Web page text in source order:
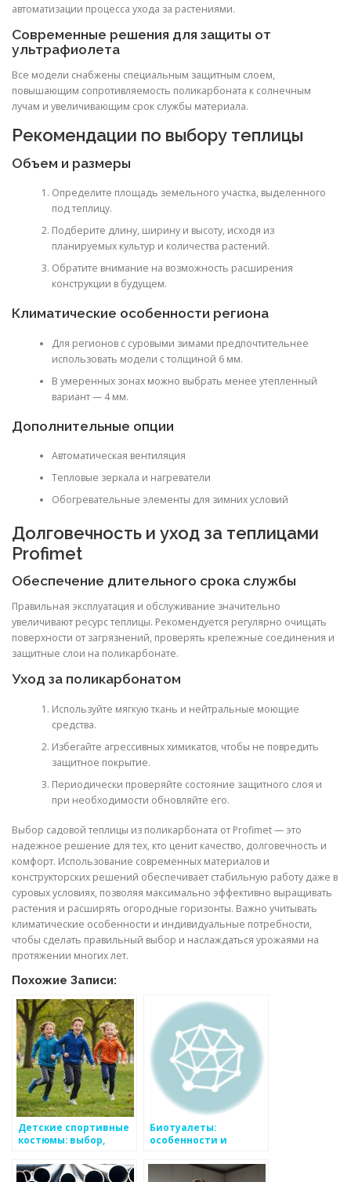
автоматизации процесса ухода за растениями.
Современные решения для защиты от
ультрафиолета
Все модели снабжены специальным защитным слоем,
повышающим сопротивляемость поликарбоната к солнечным
лучам и увеличивающим срок службы материала.
Рекомендации по выбору теплицы
Объем и размеры
Определите площадь земельного участка, выделенного
под теплицу.
Подберите длину, ширину и высоту, исходя из
планируемых культур и количества растений.
Обратите внимание на возможность расширения
конструкции в будущем.
Климатические особенности региона
Для регионов с суровыми зимами предпочтительнее
использовать модели с толщиной 6 мм.
В умеренных зонах можно выбрать менее утепленный
вариант — 4 мм.
Дополнительные опции
Автоматическая вентиляция
Тепловые зеркала и нагреватели
Обогревательные элементы для зимних условий
Долговечность и уход за теплицами
Profimet
Обеспечение длительного срока службы
Правильная эксплуатация и обслуживание значительно
увеличивают ресурс теплицы. Рекомендуется регулярно очищать
поверхности от загрязнений, проверять крепежные соединения и
защитные слои на поликарбонате.
Уход за поликарбонатом
Используйте мягкую ткань и нейтральные моющие
средства.
Избегайте агрессивных химикатов, чтобы не повредить
защитное покрытие.
Периодически проверяйте состояние защитного слоя и
при необходимости обновляйте его.
Выбор садовой теплицы из поликарбоната от Profimet — это
надежное решение для тех, кто ценит качество, долговечность и
комфорт. Использование современных материалов и
конструкторских решений обеспечивает стабильную работу даже в
суровых условиях, позволяя максимально эффективно выращивать
растения и расширять огородные горизонты. Важно учитывать
климатические особенности и индивидуальные потребности,
чтобы сделать правильный выбор и наслаждаться урожаями на
протяжении многих лет.
Похожие Записи:
Детские спортивные
костюмы: выбор,
особенности
Биотуалеты:
особенности и